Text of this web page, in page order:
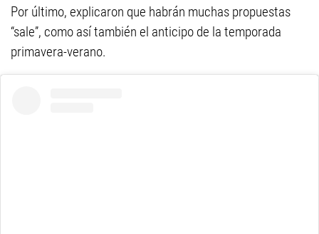
Por último, explicaron que habrán muchas propuestas
“sale”, como así también el anticipo de la temporada
primavera-verano.